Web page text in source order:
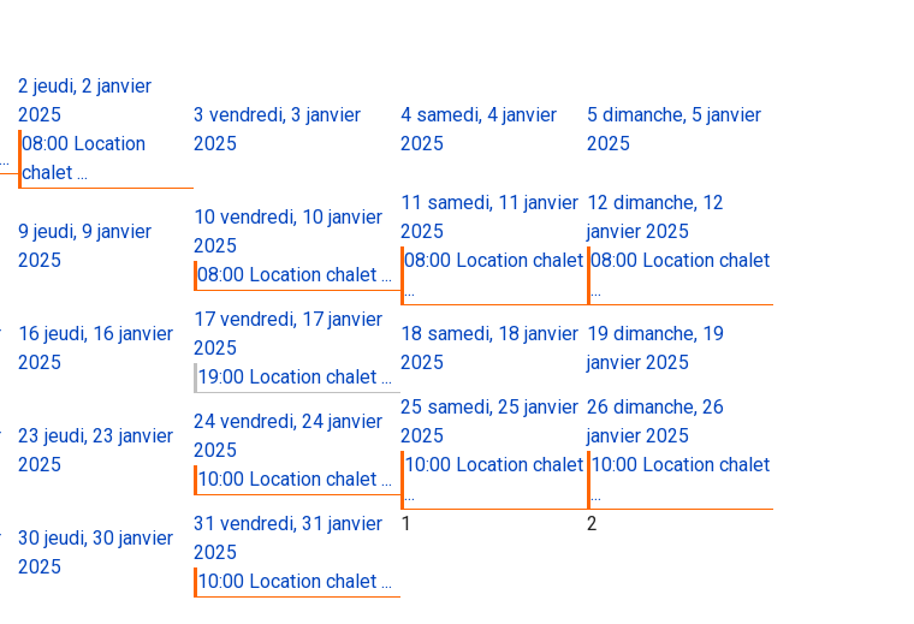
2 jeudi, 2 janvier
2025
08:00 Location
chalet ...
3 vendredi, 3 janvier
2025
4 samedi, 4 janvier
2025
5 dimanche, 5 janvier
2025
9 jeudi, 9 janvier
2025
10 vendredi, 10 janvier
2025
08:00 Location chalet ...
11 samedi, 11 janvier
2025
08:00 Location chalet
...
12 dimanche, 12
janvier 2025
08:00 Location chalet
...
16 jeudi, 16 janvier
2025
17 vendredi, 17 janvier
2025
19:00 Location chalet ...
18 samedi, 18 janvier
2025
19 dimanche, 19
janvier 2025
23 jeudi, 23 janvier
2025
24 vendredi, 24 janvier
2025
10:00 Location chalet ...
25 samedi, 25 janvier
2025
10:00 Location chalet
...
26 dimanche, 26
janvier 2025
10:00 Location chalet
...
30 jeudi, 30 janvier
2025
31 vendredi, 31 janvier
2025
10:00 Location chalet ...
1 2